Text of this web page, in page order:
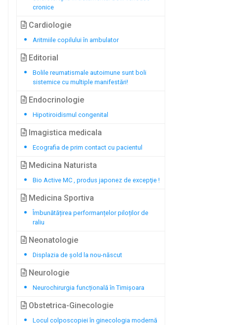
cronice
Cardiologie
Aritmiile copilului în ambulator
Editorial
Bolile reumatismale autoimune sunt boli
sistemice cu multiple manifestări!
Endocrinologie
Hipotiroidismul congenital
Imagistica medicala
Ecografia de prim contact cu pacientul
Medicina Naturista
Bio Active MC , produs japonez de excepţie !
Medicina Sportiva
Îmbunătățirea performanțelor piloților de
raliu
Neonatologie
Displazia de șold la nou-născut
Neurologie
Neurochirurgia funcțională în Timișoara
Obstetrica-Ginecologie
Locul colposcopiei în ginecologia modernă